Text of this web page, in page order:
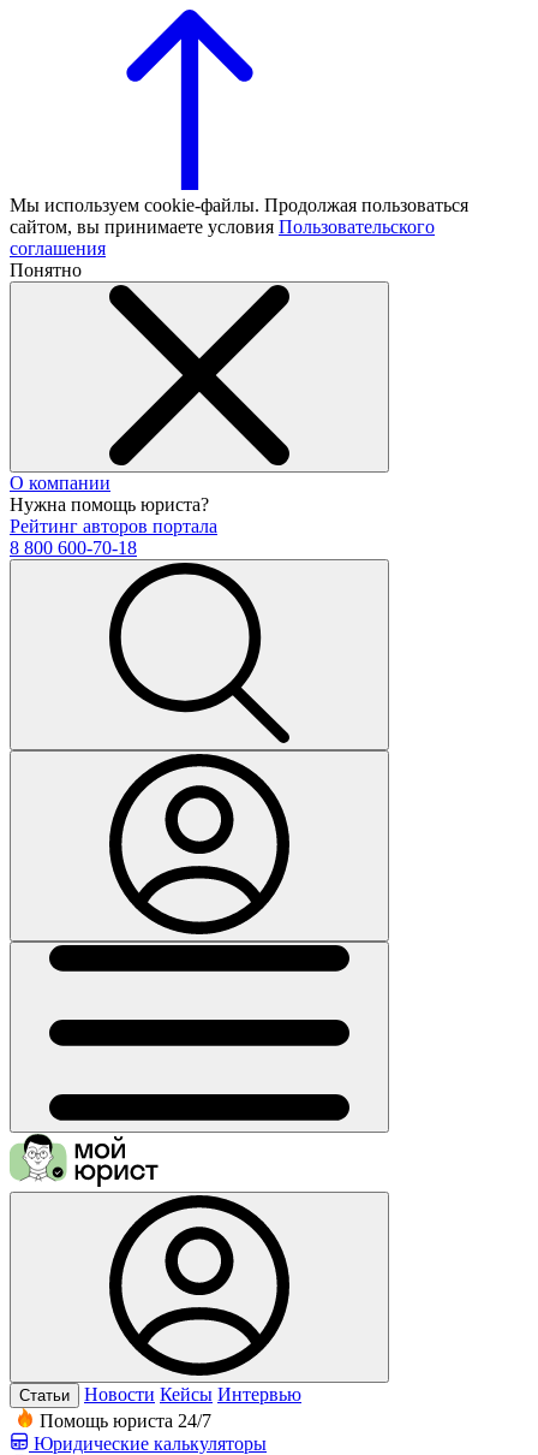
Мы используем cookie-файлы. Продолжая пользоваться
сайтом, вы принимаете условия Пользовательского
соглашения
Понятно
О компании
Нужна помощь юриста?
Рейтинг авторов портала
8 800 600-70-18
Статьи Новости Кейсы Интервью
Помощь юриста 24/7
Юридические калькуляторы